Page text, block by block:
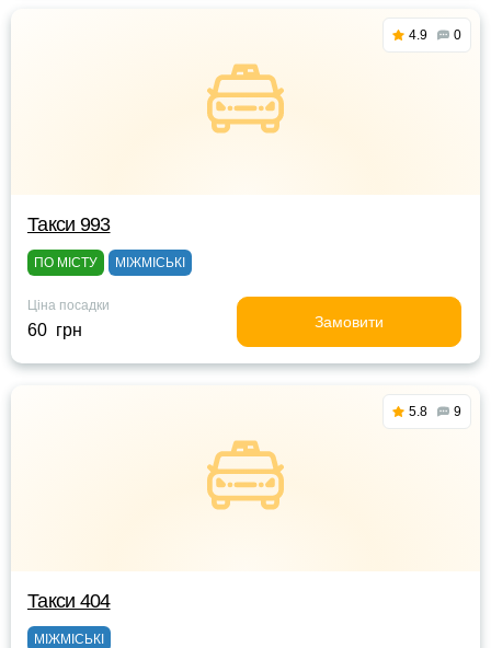
4.9 0
Такси 993
ПО МІСТУ МІЖМІСЬКІ
Ціна посадки
60 грн Замовити
5.8 9
Такси 404
МІЖМІСЬКІ